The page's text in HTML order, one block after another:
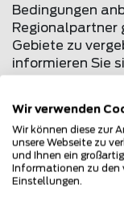
Bedingungen
Regionalpartner
Gebiete zu
informieren Sie
Zurück zur
Wir verwenden
Wir können diese zur
unsere Webseite zu
und Ihnen ein
Informationen zu den
Einstellungen.